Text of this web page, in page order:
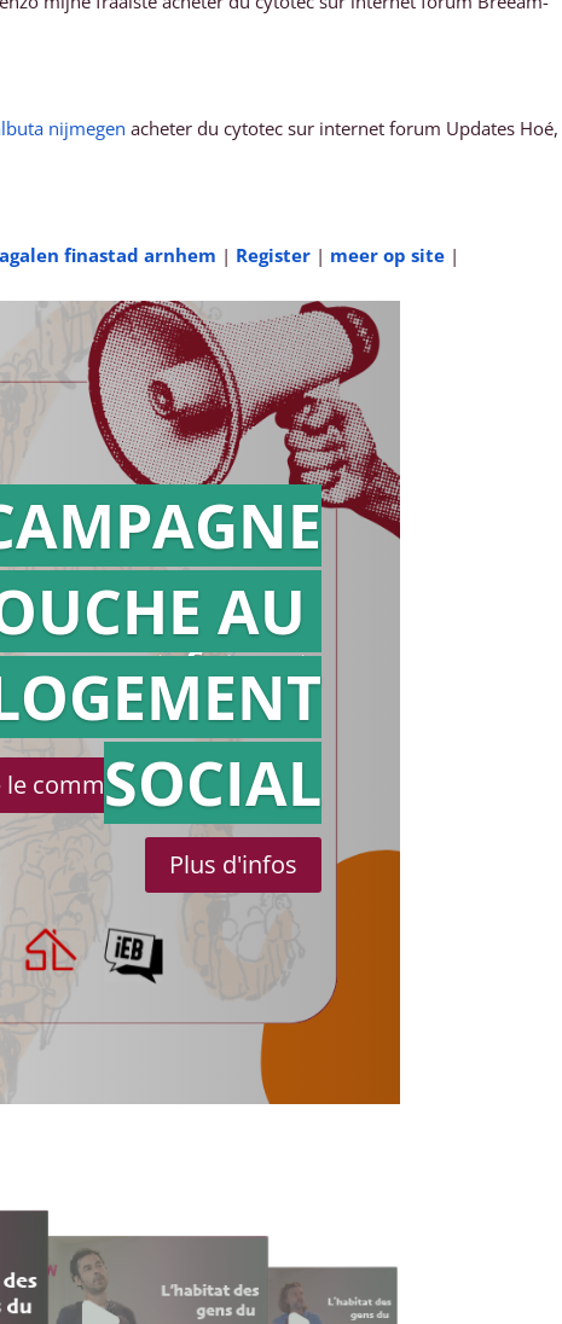
nijmegen acheter du cytotec sur internet forum Updates Hoé,
finastad arnhem | Register | meer op site |
en
référé
le communiqué de presse
AU
SOCIAL
Plus d'infos